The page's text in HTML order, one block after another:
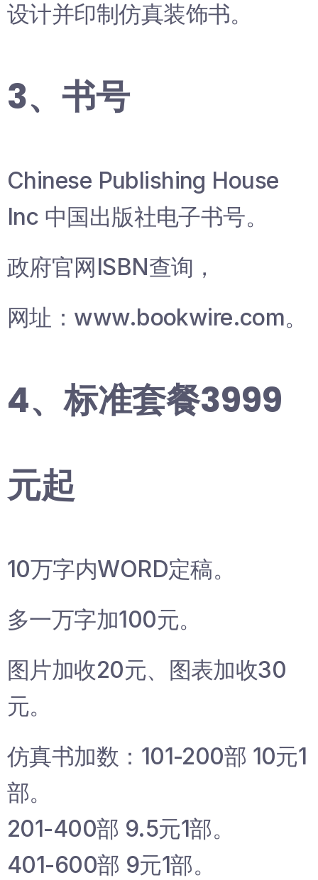
设计并印制仿真装饰书。
3、书号
Chinese Publishing House
Inc 中国出版社电子书号。
政府官网ISBN查询，
网址：www.bookwire.com。
4、标准套餐3999
元起
10万字内WORD定稿。
多一万字加100元。
图片加收20元、图表加收30
元。
仿真书加数：101-200部 10元1
部。
201-400部 9.5元1部。
401-600部 9元1部。